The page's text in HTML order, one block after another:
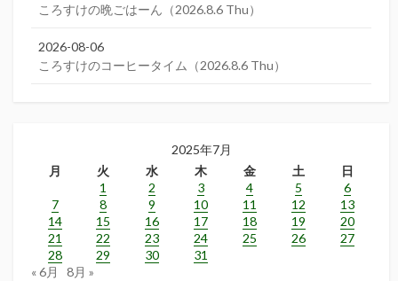
ころすけの晩ごはーん（2026.8.6 Thu）
2026-08-06
ころすけのコーヒータイム（2026.8.6 Thu）
2025年7月
月
火 水 木 金 土
日
1
2 3 4 5
6
7
8 9 10 11 12
13
14
15 16 17 18 19
20
21
22 23 24 25 26
27
28
29 30
31
« 6月
8月 »